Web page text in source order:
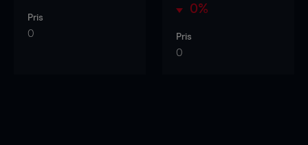
Pris
0
0%
Pris
0